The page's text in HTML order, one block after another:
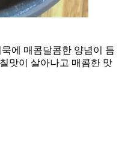
에 매콤달콤한 양념이 듬
맛이 살아나고 매콤한 맛